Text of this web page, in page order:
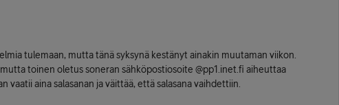
tulemaan, mutta tänä syksynä kestänyt ainakin muutaman viikon.
toinen oletus soneran sähköpostiosoite @pp1.inet.fi aiheuttaa
vaatii aina salasanan ja väittää, että salasana vaihdettiin.